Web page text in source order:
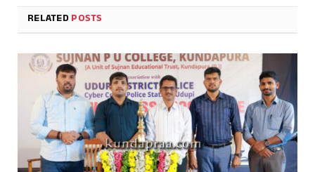
RELATEDPOSTS